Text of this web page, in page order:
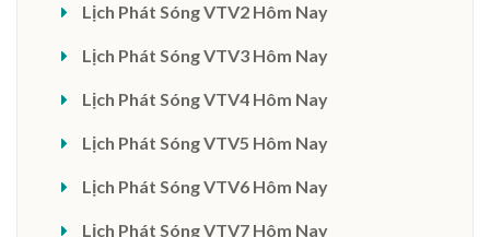
Lịch Phát Sóng VTV2 Hôm Nay
Lịch Phát Sóng VTV3 Hôm Nay
Lịch Phát Sóng VTV4 Hôm Nay
Lịch Phát Sóng VTV5 Hôm Nay
Lịch Phát Sóng VTV6 Hôm Nay
Lịch Phát Sóng VTV7 Hôm Nay